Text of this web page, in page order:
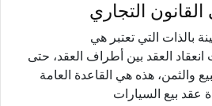
القانون التجاري
بالذات التي تعتبر هي
انعقاد العقد بين أطراف العقد، حتى
والثمن، هذه هي القاعدة العامة
عقد بيع السيارات